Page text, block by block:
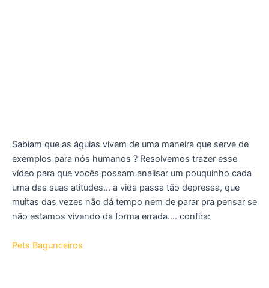
Sabiam que as águias vivem de uma maneira que serve de
exemplos para nós humanos ? Resolvemos trazer esse
vídeo para que vocês possam analisar um pouquinho cada
uma das suas atitudes… a vida passa tão depressa, que
muitas das vezes não dá tempo nem de parar pra pensar se
não estamos vivendo da forma errada…. confira:
Pets Bagunceiros